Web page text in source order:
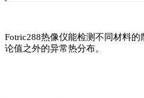
Fotric288热像仪能检测不同材料
论值之外的异常热分布。